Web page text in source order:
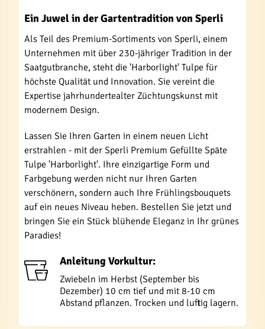
Ein Juwel in der Gartentradition von Sperli
Als Teil des Premium-Sortiments von Sperli, einem
Unternehmen mit über 230-jähriger Tradition in der
Saatgutbranche, steht die 'Harborlight' Tulpe für
höchste Qualität und Innovation. Sie vereint die
Expertise jahrhundertealter Züchtungskunst mit
modernem Design.
Lassen Sie Ihren Garten in einem neuen Licht
erstrahlen - mit der Sperli Premium Gefüllte Späte
Tulpe 'Harborlight'. Ihre einzigartige Form und
Farbgebung werden nicht nur Ihren Garten
verschönern, sondern auch Ihre Frühlingsbouquets
auf ein neues Niveau heben. Bestellen Sie jetzt und
bringen Sie ein Stück blühende Eleganz in Ihr grünes
Paradies!
Anleitung Vorkultur:
Zwiebeln im Herbst (September bis
Dezember) 10 cm tief und mit 8-10 cm
Abstand pflanzen. Trocken und luftig lagern.